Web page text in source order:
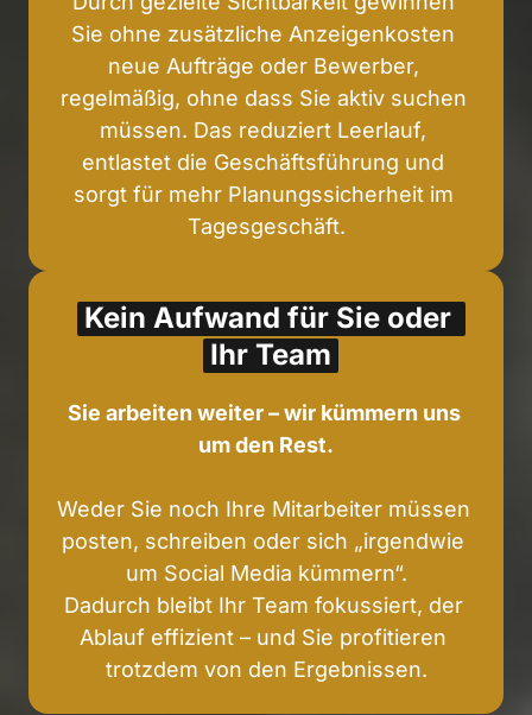
Sie ohne zusätzliche Anzeigenkosten
neue Aufträge oder Bewerber,
regelmäßig, ohne dass Sie aktiv suchen
müssen. Das reduziert Leerlauf,
entlastet die Geschäftsführung und
sorgt für mehr Planungssicherheit im
Tagesgeschäft.
Kein Aufwand für Sie
oder
Ihr Team
Sie arbeiten weiter – wir kümmern uns
um den Rest.
Weder Sie noch Ihre Mitarbeiter müssen
posten, schreiben oder sich „irgendwie
um Social Media kümmern“.
Dadurch bleibt Ihr Team fokussiert, der
Ablauf effizient – und Sie profitieren
trotzdem von den Ergebnissen.